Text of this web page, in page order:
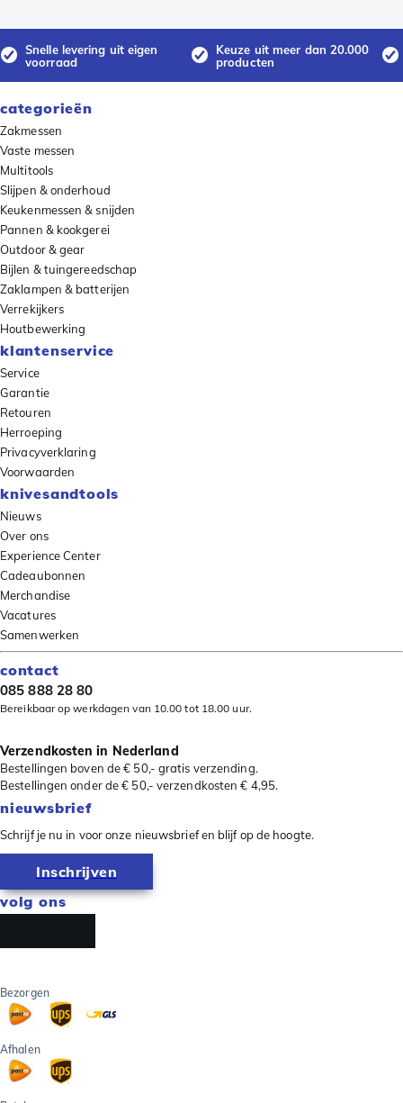
Snelle levering uit eigen
voorraad
Keuze uit meer dan 20.000
producten
categorieën
Zakmessen
Vaste messen
Multitools
Slijpen & onderhoud
Keukenmessen & snijden
Pannen & kookgerei
Outdoor & gear
Bijlen & tuingereedschap
Zaklampen & batterijen
Verrekijkers
Houtbewerking
klantenservice
Service
Garantie
Retouren
Herroeping
Privacyverklaring
Voorwaarden
knivesandtools
Nieuws
Over ons
Experience Center
Cadeaubonnen
Merchandise
Vacatures
Samenwerken
contact
085 888 28 80
Bereikbaar op werkdagen van 10.00 tot 18.00 uur.
Verzendkosten in Nederland
Bestellingen boven de € 50,- gratis verzending.
Bestellingen onder de € 50,- verzendkosten € 4,95.
nieuwsbrief
Schrijf je nu in voor onze nieuwsbrief en blijf op de hoogte.
Inschrijven
volg ons
Bezorgen
Afhalen